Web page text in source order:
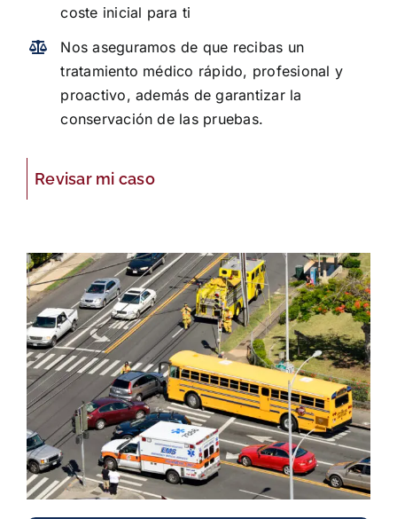
coste inicial para ti
Nos aseguramos de que recibas un
tratamiento médico rápido, profesional y
proactivo, además de garantizar la
conservación de las pruebas.
Revisar mi caso